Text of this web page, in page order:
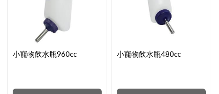
小寵物飲水瓶960cc 小寵物飲水瓶480cc